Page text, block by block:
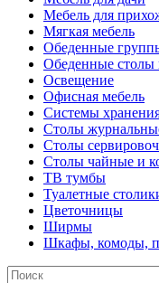
Мебель для
Мягкая мебель
Обеденные
Обеденные столы
Освещение
Офисная мебель
Системы
Столы
Столы
Столы чайные и
ТВ тумбы
Туалетные
Цветочницы
Ширмы
Шкафы, комоды,